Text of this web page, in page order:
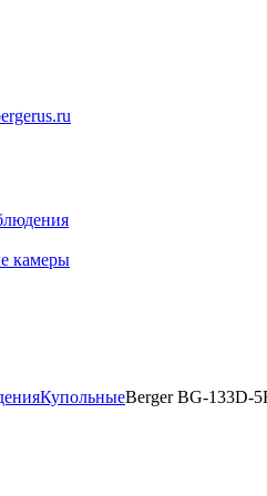
камеры
КупольныеBerger BG-133D-